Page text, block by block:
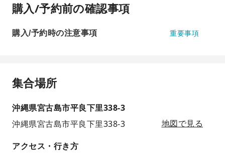
購入/予約前の確認事項
購入/予約時の注意事項 重要事項
集合場所
沖縄県宮古島市平良下里338-3
沖縄県宮古島市平良下里338-3
地図で見る
アクセス・行き方